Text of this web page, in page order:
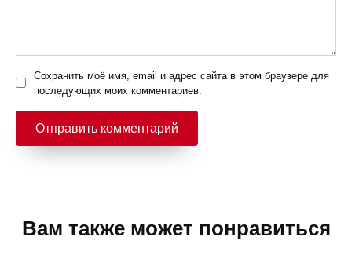
Сохранить моё имя, email и адрес сайта в этом браузере для
последующих моих комментариев.
Вам также может понравиться